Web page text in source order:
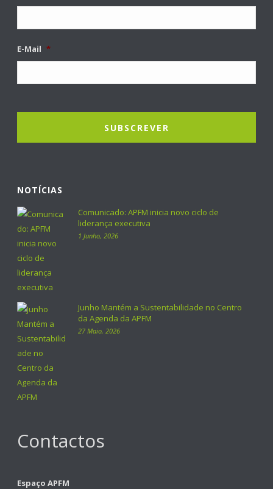
E-Mail *
NOTÍCIAS
Comunicado: APFM inicia novo ciclo de
liderança executiva
1 Junho, 2026
Junho Mantém a Sustentabilidade no Centro
da Agenda da APFM
27 Maio, 2026
Contactos
Espaço APFM